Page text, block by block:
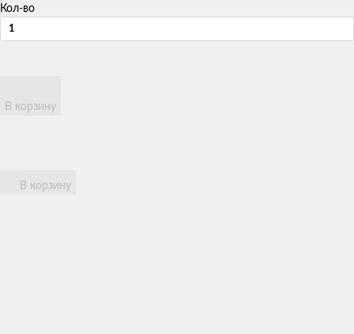
Кол-во
В корзину
В корзину